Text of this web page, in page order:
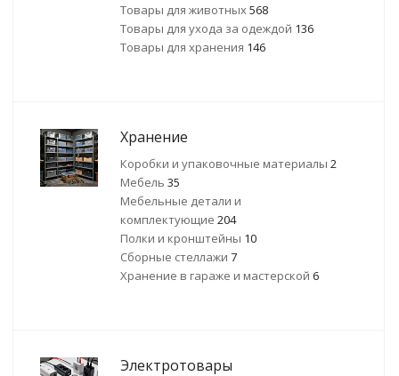
Товары для животных568
Товары для ухода за одеждой 136
Товары для хранения 146
Хранение
Коробки и упаковочные материалы 2
Мебель 35
Мебельные детали и
комплектующие 204
Полки и кронштейны 10
Сборные стеллажи 7
Хранение в гараже и мастерской 6
Электротовары